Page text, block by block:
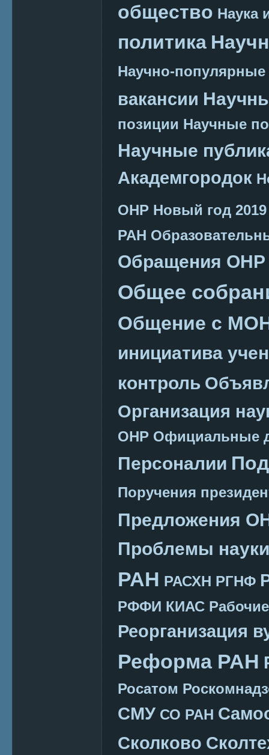
общество Наука
политика
Научно-
вакансии
позиции Научные
Научные
Академгородок
ОНР Новый год 2019
РАН
Обращения ОНР
Общее
Общение с
инициатива
контроль
Организация
ОНР Официальные
Персоналии
Поручения
Предложения
Проблемы науки
РАН РАСХН РГНФ
РФФИ КИАС
Реорганизация
Реформа РАН
Росатом
СМУ СО РАН
Сколково